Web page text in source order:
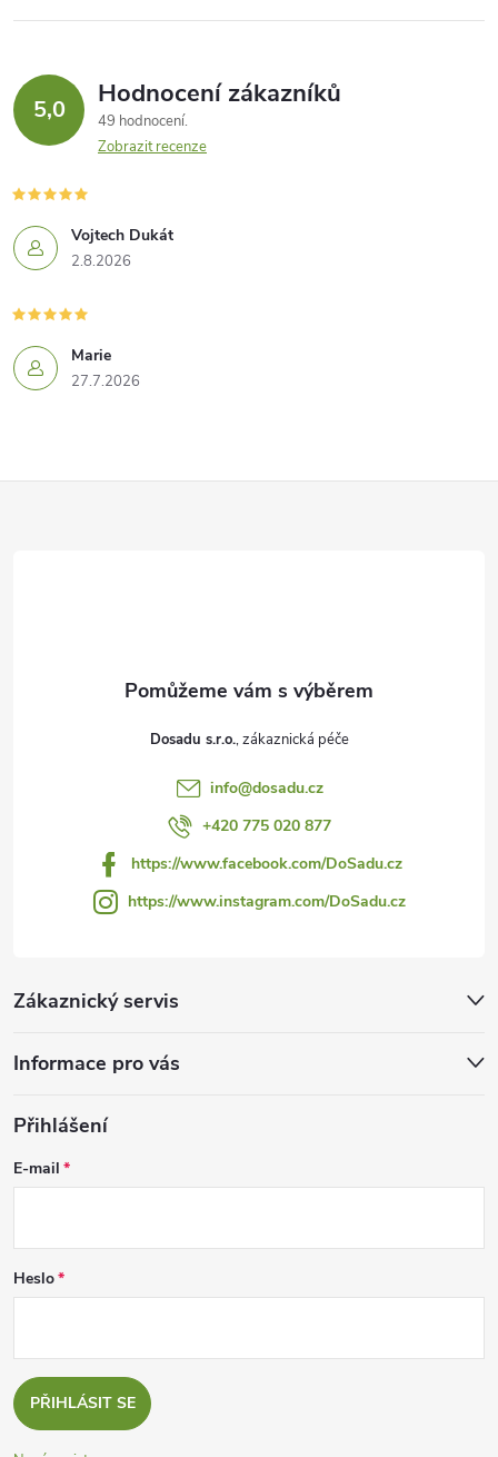
5,0 Hodnocení zákazníků
49 hodnocení
Zobrazit recenze
Vojtech Dukát
2.8.2026
Marie
27.7.2026
Zákaznický servis
Informace pro vás
Dosadu s.r.o.
info@dosadu.cz
+420 775 020 877
https://www.facebook.com/DoSadu.cz
https://www.instagram.com/DoSadu.cz
Přihlášení
E-mail
Heslo
PŘIHLÁSIT SE